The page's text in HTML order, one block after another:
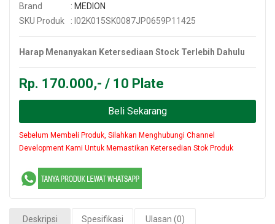
Brand : MEDION
SKU Produk
: I02K015SK0087JP0659P11425
Harap Menanyakan Ketersediaan Stock Terlebih Dahulu
Rp. 170.000,- / 10 Plate
Beli Sekarang
Sebelum Membeli Produk, Silahkan Menghubungi Channel
Development Kami Untuk Memastikan Ketersedian Stok Produk
Deskripsi Spesifikasi Ulasan (0)